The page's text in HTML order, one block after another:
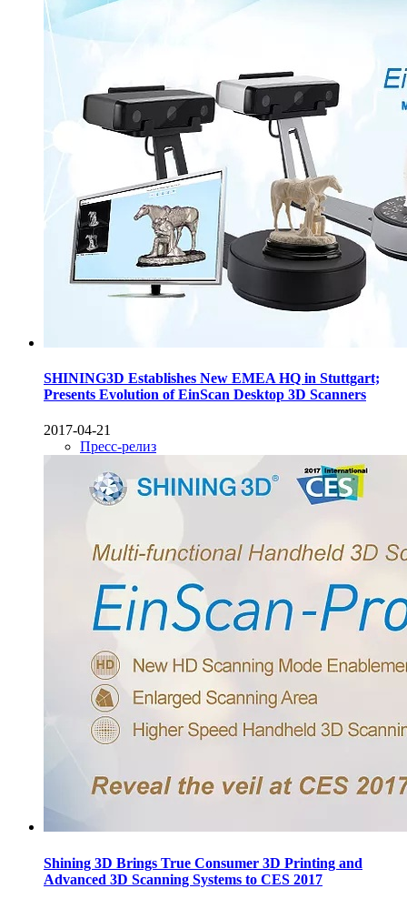
SHINING3D Establishes New EMEA HQ in Stuttgart;
Presents Evolution of EinScan Desktop 3D Scanners
2017-04-21
Пресс-релиз
Shining 3D Brings True Consumer 3D Printing and
Advanced 3D Scanning Systems to CES 2017